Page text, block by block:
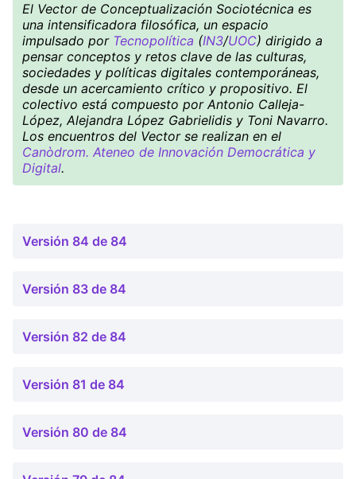
El Vector de Conceptualización Sociotécnica es
una intensificadora filosófica, un espacio
impulsado por Tecnopolítica (IN3/UOC) dirigido a
pensar conceptos y retos clave de las culturas,
sociedades y políticas digitales contemporáneas,
desde un acercamiento crítico y propositivo. El
colectivo está compuesto por Antonio Calleja-
López, Alejandra López Gabrielidis y Toni Navarro.
Los encuentros del Vector se realizan en el
Canòdrom. Ateneo de Innovación Democrática y
Digital.
Versión 84 de 84
Versión 83 de 84
Versión 82 de 84
Versión 81 de 84
Versión 80 de 84